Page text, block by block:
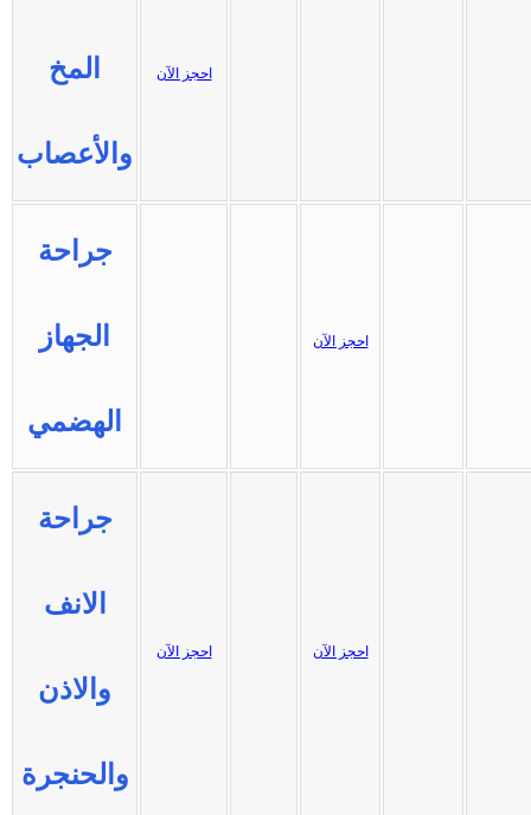
المخ
والأعصاب
احجز الآن
جراحة
الجهاز
الهضمي
احجز الآن
جراحة
الانف
والاذن
والحنجرة
احجز الآن احجز الآن